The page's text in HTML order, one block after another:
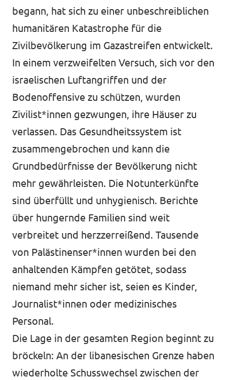
Datenschutz
Impressum
begann, hat sich zu einer unbeschreiblichen
humanitären Katastrophe für die
Zivilbevölkerung im Gazastreifen entwickelt.
In einem verzweifelten Versuch, sich vor den
israelischen Luftangriffen und der
Bodenoffensive zu schützen, wurden
Zivilist*innen gezwungen, ihre Häuser zu
verlassen. Das Gesundheitssystem ist
zusammengebrochen und kann die
Grundbedürfnisse der Bevölkerung nicht
mehr gewährleisten. Die Notunterkünfte
sind überfüllt und unhygienisch. Berichte
über hungernde Familien sind weit
verbreitet und herzzerreißend. Tausende
von Palästinenser*innen wurden bei den
anhaltenden Kämpfen getötet, sodass
niemand mehr sicher ist, seien es Kinder,
Journalist*innen oder medizinisches
Personal.
Die Lage in der gesamten Region beginnt zu
bröckeln: An der libanesischen Grenze haben
wiederholte Schusswechsel zwischen der